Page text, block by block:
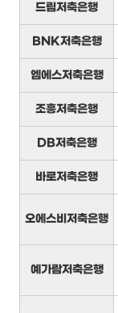
드림저축은행
BNK저축은행
엠에스저축은행
조흥저축은행
DB저축은행
바로저축은행
오에스비저축은행
예가람저축은행